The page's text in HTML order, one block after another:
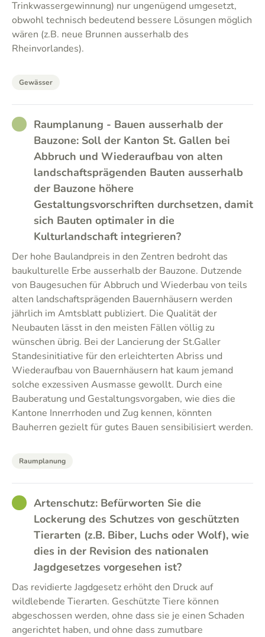
Trinkwassergewinnung) nur ungenügend umgesetzt,
obwohl technisch bedeutend bessere Lösungen möglich
wären (z.B. neue Brunnen ausserhalb des
Rheinvorlandes).
Gewässer
RATHER_GOOD
Raumplanung - Bauen ausserhalb der
Bauzone: Soll der Kanton St. Gallen bei
Abbruch und Wiederaufbau von alten
landschaftsprägenden Bauten ausserhalb
der Bauzone höhere
Gestaltungsvorschriften durchsetzen, damit
sich Bauten optimaler in die
Kulturlandschaft integrieren?
Der hohe Baulandpreis in den Zentren bedroht das
baukulturelle Erbe ausserhalb der Bauzone. Dutzende
von Baugesuchen für Abbruch und Wiederbau von teils
alten landschaftsprägenden Bauernhäusern werden
jährlich im Amtsblatt publiziert. Die Qualität der
Neubauten lässt in den meisten Fällen völlig zu
wünschen übrig. Bei der Lancierung der St.Galler
Standesinitiative für den erleichterten Abriss und
Wiederaufbau von Bauernhäusern hat kaum jemand
solche exzessiven Ausmasse gewollt. Durch eine
Bauberatung und Gestaltungsvorgaben, wie dies die
Kantone Innerrhoden und Zug kennen, könnten
Bauherren gezielt für gutes Bauen sensibilisiert werden.
Raumplanung
GOODArtenschutz: Befürworten Sie die
Lockerung des Schutzes von geschützten
Tierarten (z.B. Biber, Luchs oder Wolf), wie
dies in der Revision des nationalen
Jagdgesetzes vorgesehen ist?
Das revidierte Jagdgesetz erhöht den Druck auf
wildlebende Tierarten. Geschützte Tiere können
abgeschossen werden, ohne dass sie je einen Schaden
angerichtet haben, und ohne dass zumutbare